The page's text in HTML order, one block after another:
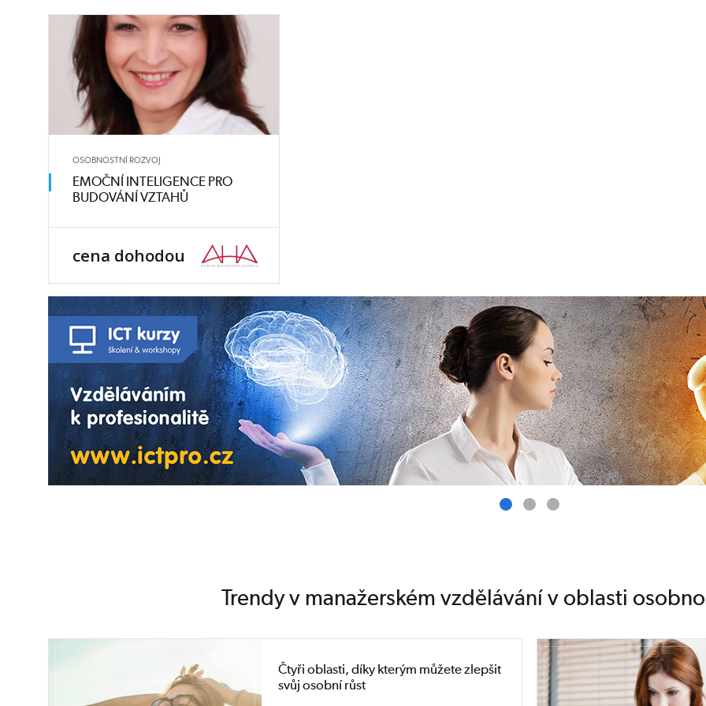
OSOBNOSTNÍ ROZVOJ
EMOČNÍ INTELIGENCE PRO
BUDOVÁNÍ VZTAHŮ
cena dohodou
Trendy v manažerském vzdělávání v oblasti
Čtyři oblasti, díky kterým můžete zlepšit
svůj osobní růst